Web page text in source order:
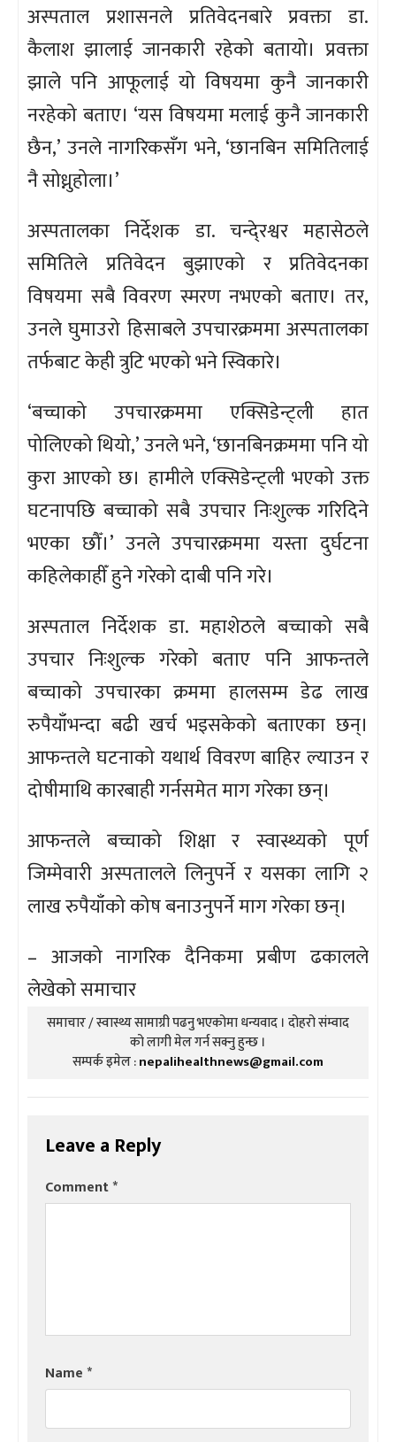
अस्पताल प्रशासनले प्रतिवेदनबारे प्रवक्ता डा.
कैलाश झालाई जानकारी रहेको बतायो। प्रवक्ता
झाले पनि आफूलाई यो विषयमा कुनै जानकारी
नरहेको बताए। ‘यस विषयमा मलाई कुनै जानकारी
छैन,’ उनले नागरिकसँग भने, ‘छानबिन समितिलाई
नै सोध्नुहोला।’
अस्पतालका निर्देशक डा. चन्दे्रश्वर महासेठले
समितिले प्रतिवेदन बुझाएको र प्रतिवेदनका
विषयमा सबै विवरण स्मरण नभएको बताए। तर,
उनले घुमाउरो हिसाबले उपचारक्रममा अस्पतालका
तर्फबाट केही त्रुटि भएको भने स्विकारे।
‘बच्चाको उपचारक्रममा एक्सिडेन्ट्ली हात
पोलिएको थियो,’ उनले भने, ‘छानबिनक्रममा पनि यो
कुरा आएको छ। हामीले एक्सिडेन्ट्ली भएको उक्त
घटनापछि बच्चाको सबै उपचार निःशुल्क गरिदिने
भएका छौँ।’ उनले उपचारक्रममा यस्ता दुर्घटना
कहिलेकाहीँ हुने गरेको दाबी पनि गरे।
अस्पताल निर्देशक डा. महाशेठले बच्चाको सबै
उपचार निःशुल्क गरेको बताए पनि आफन्तले
बच्चाको उपचारका क्रममा हालसम्म डेढ लाख
रुपैयाँभन्दा बढी खर्च भइसकेको बताएका छन्।
आफन्तले घटनाको यथार्थ विवरण बाहिर ल्याउन र
दोषीमाथि कारबाही गर्नसमेत माग गरेका छन्।
आफन्तले बच्चाको शिक्षा र स्वास्थ्यको पूर्ण
जिम्मेवारी अस्पतालले लिनुपर्ने र यसका लागि २
लाख रुपैयाँको कोष बनाउनुपर्ने माग गरेका छन्।
– आजको नागरिक दैनिकमा प्रबीण ढकालले
लेखेको समाचार
समाचार / स्वास्थ्य सामाग्री पढनु भएकोमा धन्यवाद । दोहरो संम्वाद
को लागी मेल गर्न सक्नु हुन्छ ।
सम्पर्क इमेल :nepalihealthnews@gmail.com
Leave a Reply
Comment*
Name*